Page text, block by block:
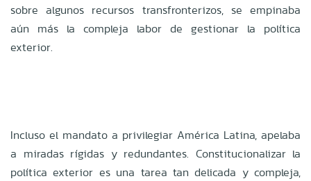
sobre algunos recursos transfronterizos, se empinaba
aún más la compleja labor de gestionar la política
exterior.
Incluso el mandato a privilegiar América Latina, apelaba
a miradas rígidas y redundantes. Constitucionalizar la
política exterior es una tarea tan delicada y compleja,